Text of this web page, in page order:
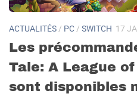
ACTUALITÉS / PC / SWITCH 17
Les
Tale: A League
sont disponibles